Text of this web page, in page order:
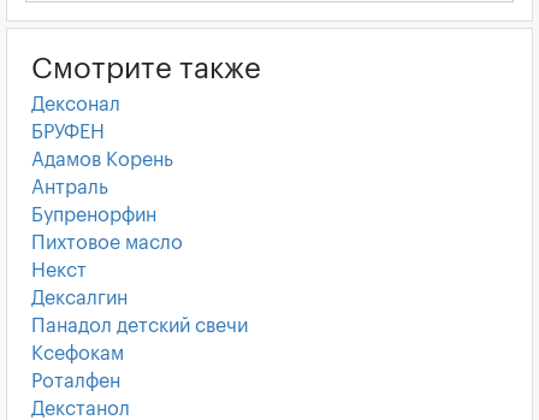
Смотрите также
Дексонал
БРУФЕН
Адамов Корень
Антраль
Бупренорфин
Пихтовое масло
Некст
Дексалгин
Панадол детский свечи
Ксефокам
Роталфен
Декстанол